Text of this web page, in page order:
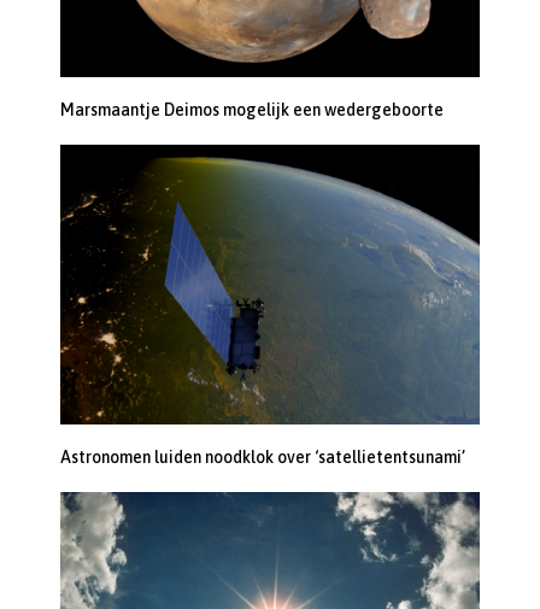
Marsmaantje Deimos mogelijk een wedergeboorte
Astronomen luiden noodklok over ‘satellietentsunami’